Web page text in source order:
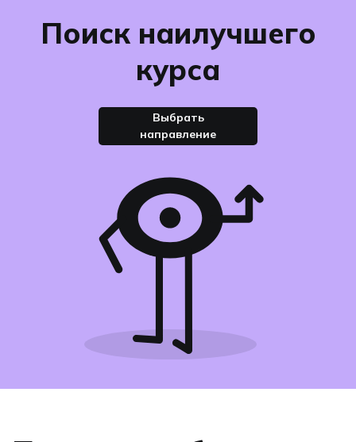
Поиск наилучшего
курса
Выбрать
направление